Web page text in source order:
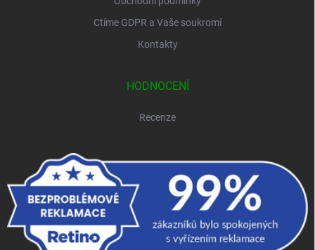
Ctíme GDPR a Vaše soukromí
Kontakty
HODNOCENÍ
Recenze